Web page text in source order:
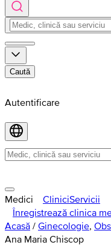
Caută
Autentificare
Medici CliniciServicii
Înregistrează clinica
Acasă / Ginecologie,
Ana Maria Chiscop